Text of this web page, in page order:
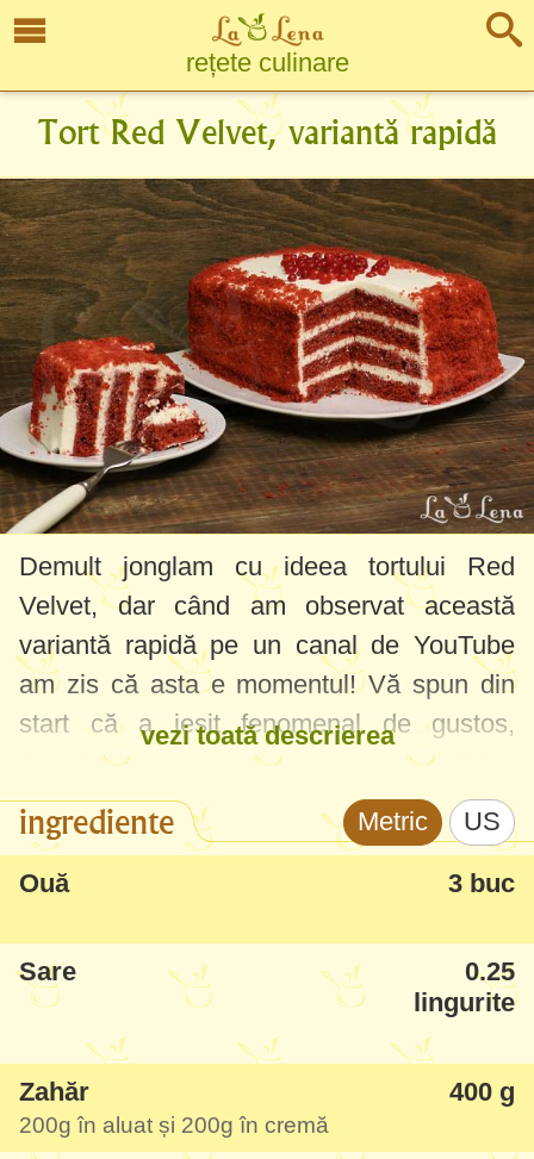
rețete culinare
Tort Red Velvet, variantă rapidă
Demult jonglam cu ideea tortului Red
Velvet, dar când am observat această
variantă rapidă pe un canal de YouTube
am zis că asta e momentul! Vă spun din
start că a ieșit fenomenal de gustos,
demult nu am savurat așa un tort delicios
și de foarte mare efect. Pe lângă gust, mi-a
plăcut mult metoda aceasta rapidă de
preparare a pandișpanului - se răcește în
necesită mare timp de pătrundere și
frăgezire la frigider.
Recunosc că una din piedici să încerc un
tort Red Velvet a fost faptul că trebuie să
folosesc colorant alimentar. Dar până la
vezi toată descrierea
ingrediente Metric US
Ouă 3 buc
Sare
0.25
lingurite
Zahăr 400 g
200g în aluat și 200g în cremă